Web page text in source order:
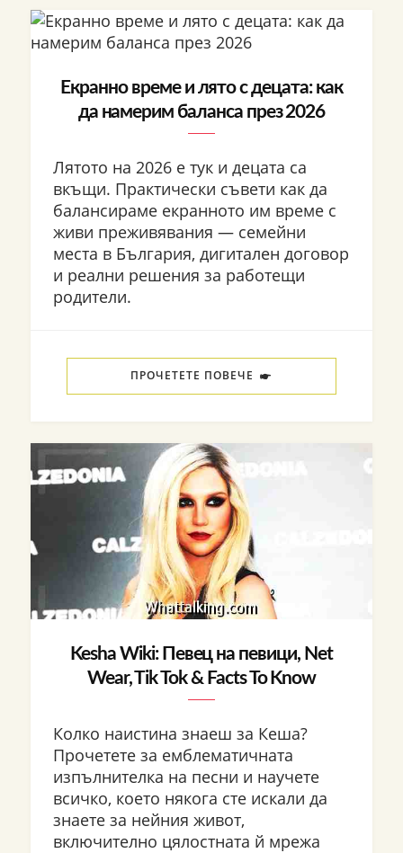
Екранно време и лято с децата: как
да намерим баланса през 2026
Лятото на 2026 е тук и децата са
вкъщи. Практически съвети как да
балансираме екранното им време с
живи преживявания — семейни
места в България, дигитален договор
и реални решения за работещи
родители.
ПРОЧЕТЕТЕ ПОВЕЧЕ
Kesha Wiki: Певец на певици, Net
Wear, Tik Tok & Facts To Know
Колко наистина знаеш за Кеша?
Прочетете за емблематичната
изпълнителка на песни и научете
всичко, което някога сте искали да
знаете за нейния живот,
включително цялостната й мрежа